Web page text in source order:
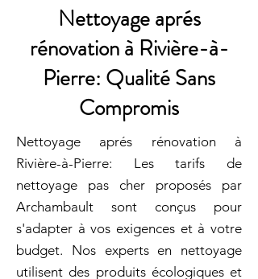
Nettoyage aprés
rénovation à Rivière-à-
Pierre: Qualité Sans
Compromis
Nettoyage aprés rénovation à
Rivière-à-Pierre: Les tarifs de
nettoyage pas cher proposés par
Archambault sont conçus pour
s'adapter à vos exigences et à votre
budget. Nos experts en nettoyage
utilisent des produits écologiques et